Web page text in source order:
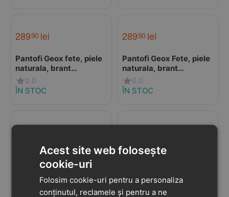
28990 lei
Pantofi Geox fete, piele
naturala, brant
antibacterian, Flexyper
mini, bleumarin cu
0.0
ÎN STOC
28990 lei
Pantofi Geox Fete, piele
naturala, brant
antibacterian, Flexyper
mini, roz prafuit
0.0
ÎN STOC
Pantofi Geox fete,
Barefoot, piele naturala,
ÎN STOC
Ghete Geox copii, talpa
0.0
ÎN STOC
Acest site web folosește
cookie-uri
Folosim cookie-uri pentru a personaliza
conținutul, reclamele și pentru a ne